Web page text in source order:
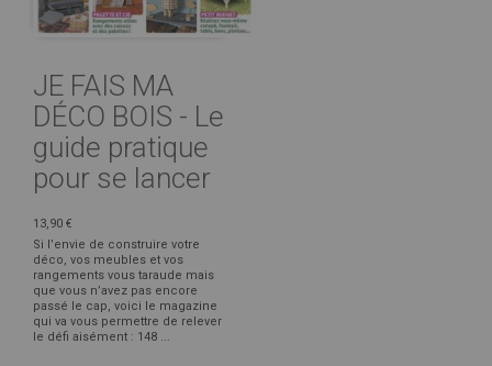
JE FAIS MA
DÉCO BOIS - Le
guide pratique
pour se lancer
13,90 €
Si l’envie de construire votre
déco, vos meubles et vos
rangements vous taraude mais
que vous n’avez pas encore
passé le cap, voici le magazine
qui va vous permettre de relever
le défi aisément : 148 ...